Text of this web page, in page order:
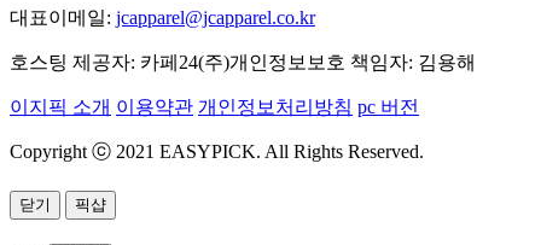
대표이메일: jcapparel@jcapparel.co.kr
호스팅 제공자: 카페24(주)개인정보보호 책임자: 김용해
이지픽 소개 이용약관 개인정보처리방침 pc 버전
Copyright ⓒ 2021 EASYPICK. All Rights Reserved.
닫기 픽샵